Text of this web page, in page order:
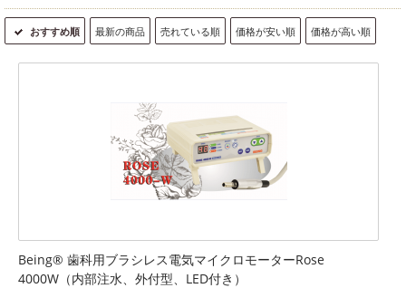
おすすめ順 最新の商品 売れている順 価格が安い順 価格が高い順
Being® 歯科用ブラシレス電気マイクロモーターRose
4000W（内部注水、外付型、LED付き）